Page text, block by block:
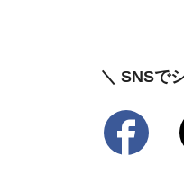
＼ SNSで